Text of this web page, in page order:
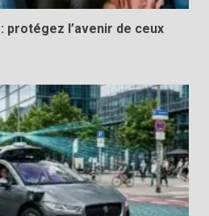
protégez l’avenir de ceux